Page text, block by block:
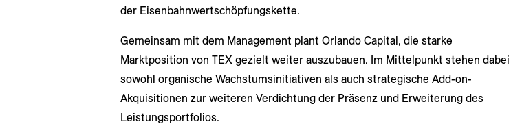
der Eisenbahnwertschöpfungskette.
Gemeinsam mit dem Management plant Orlando Capital, die starke
Marktposition von TEX gezielt weiter auszubauen. Im Mittelpunkt stehen dabei
sowohl organische Wachstumsinitiativen als auch strategische Add-on-
Akquisitionen zur weiteren Verdichtung der Präsenz und Erweiterung des
Leistungsportfolios.